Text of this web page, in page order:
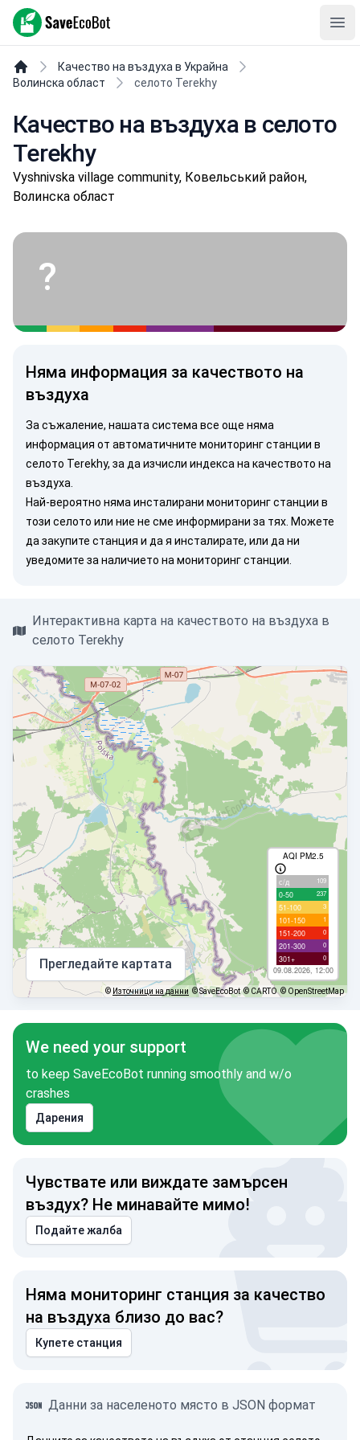
SaveEcoBot
Качество на въздуха в Украйна
Волинска област
селото Terekhy
Качество на въздуха в селото
Terekhy
Vyshnivska village community, Ковельський район,
Волинска област
?
Няма информация за качеството на
въздуха
За съжаление, нашата система все още няма
информация от автоматичните мониторинг станции в
селото Terekhy, за да изчисли индекса на качеството на
въздуха.
Най-вероятно няма инсталирани мониторинг станции в
този селото или ние не сме информирани за тях. Можете
да закупите станция и да я инсталирате, или да ни
уведомите за наличието на мониторинг станции.
Интерактивна карта на качеството на въздуха в
селото Terekhy
AQI PM2.5
с/д 109
0-50 237
51-100 3
101-150 1
151-200 0
201-300 0
301+ 0
09.08.2026, 12:00
Прегледайте картата
© Източници на данни © SaveEcoBot © CARTO © OpenStreetMap
We need your support
to keep SaveEcoBot running smoothly and w/o
crashes
Дарения
Чувствате или виждате замърсен
въздух? Не минавайте мимо!
Подайте жалба
Няма мониторинг станция за качество
на въздуха близо до вас?
Купете станция
Данни за населеното място в JSON формат